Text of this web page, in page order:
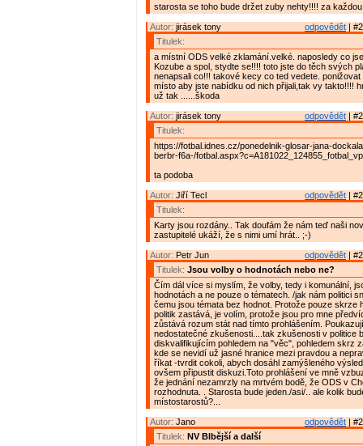
starosta se toho bude držet zuby nehty!!!! za
odpovědět |
Autor: jirásek tony
Titulek:
a místní ODS velké zklamání.velké. naposledy co
Kozube a spol, stydte se!!!! toto jste do těch svých
nenapsali co!!! takové kecy co ted vedete.
místo aby jste nabídku od nich přijali,tak vy takto!!!!
už tak ......škoda
odpovědět |
Autor: jirásek tony
Titulek:
https://fotbal.idnes.cz/ponedelnik-glosar-jana-
berbr-f6a-/
ta podoba
odpovědět |
Autor: Jiří Tecl
Titulek:
Karty jsou rozdány.. Tak doufám že nám teď naši
zastupitelé ukáží, že s nimi umí hrát.. ;-)
odpovědět |
Autor: Petr Jun
Titulek: Jsou volby o hodnotách nebo ne?
Čím dál více si myslím, že volby, tedy i komunální,
hodnotách a ne pouze o tématech. /jak nám politici
čemu jsou témata bez hodnot. Protože pouze skrze
politik zastává, je volím, protože jsou pro mne
zůstává rozum stát nad tímto prohlášením.
nedostatečné zkušenosti....tak zkušenosti v politice
diskvalifikujícím pohledem na "věc", pohledem skrz
kde se nevidí už jasné hranice mezi pravdou a
říkat -tvrdit cokoli, abych dosáhl zamýšleného
ovšem připustit diskuzi.Toto prohlášení ve mně
že jednání nezamrzly na mrtvém bodě, že ODS v
rozhodnuta. . Starosta bude jeden./asi/.. ale kolik
místostarostů?...
odpovědět |
Autor: Jano
Titulek: NV Blbější a další